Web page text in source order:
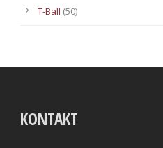
T-Ball (50)
KONTAKT